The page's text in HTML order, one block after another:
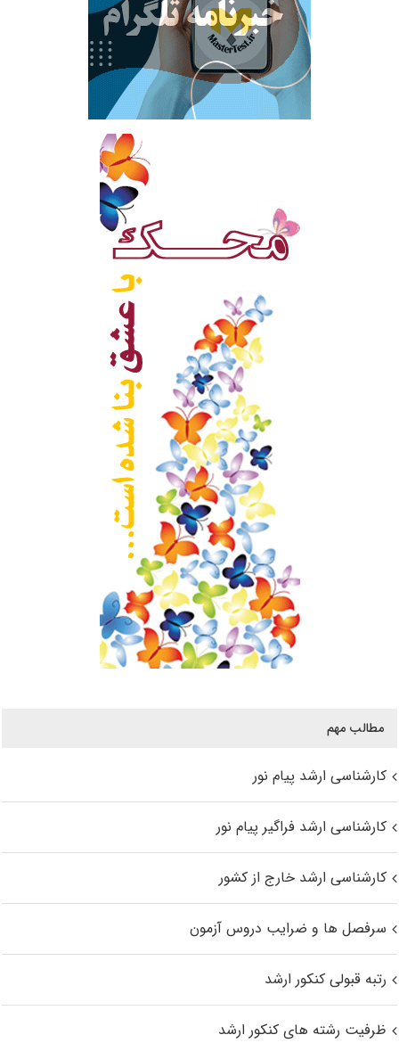
مطالب مهم
کارشناسی ارشد پیام نور
کارشناسی ارشد فراگیر پیام نور
کارشناسی ارشد خارج از کشور
سرفصل ها و ضرایب دروس آزمون
رتبه قبولی کنکور ارشد
ظرفیت رشته های کنکور ارشد